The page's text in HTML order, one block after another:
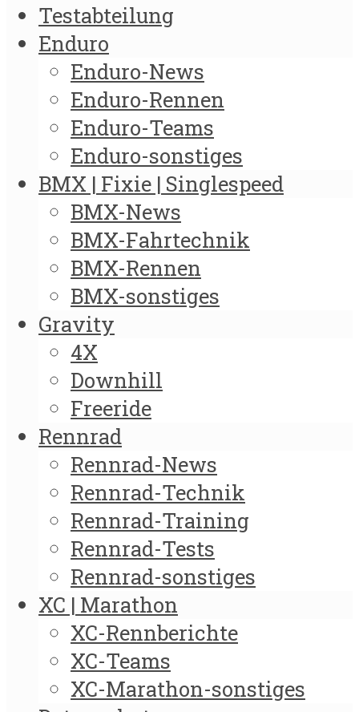
Testabteilung
Enduro
Enduro-News
Enduro-Rennen
Enduro-Teams
Enduro-sonstiges
BMX | Fixie | Singlespeed
BMX-News
BMX-Fahrtechnik
BMX-Rennen
BMX-sonstiges
Gravity
4X
Downhill
Freeride
Rennrad
Rennrad-News
Rennrad-Technik
Rennrad-Training
Rennrad-Tests
Rennrad-sonstiges
XC | Marathon
XC-Rennberichte
XC-Teams
XC-Marathon-sonstiges